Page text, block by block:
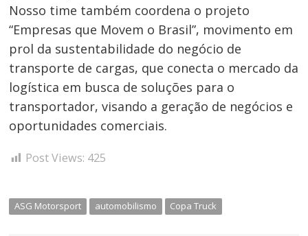
Nosso time também coordena o projeto
“Empresas que Movem o Brasil”, movimento em
prol da sustentabilidade do negócio de
transporte de cargas, que conecta o mercado da
logística em busca de soluções para o
transportador, visando a geração de negócios e
oportunidades comerciais.
Post Views: 425
ASG Motorsport automobilismo Copa Truck